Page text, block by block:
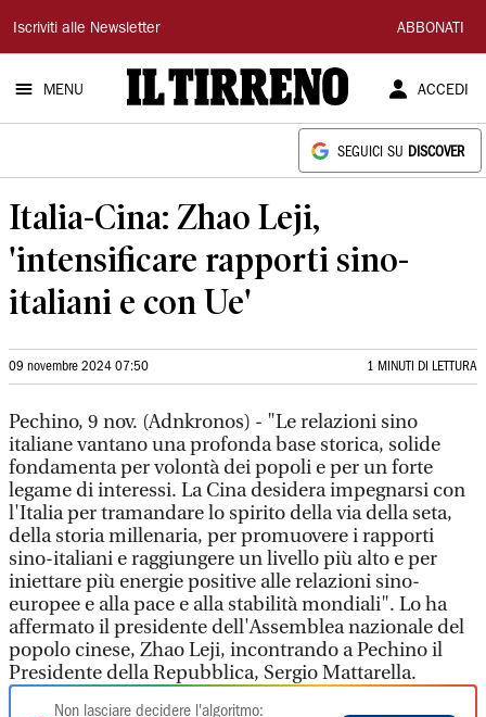
Il
Tirreno
Iscriviti alle Newsletter ABBONATI
MENU ACCEDI
SEGUICI SU DISCOVER
Italia-Cina: Zhao Leji,
'intensificare rapporti sino-
italiani e con Ue'
09 novembre 2024 07:50 1 MINUTI DI LETTURA
Pechino, 9 nov. (Adnkronos) - "Le relazioni sino
italiane vantano una profonda base storica, solide
fondamenta per volontà dei popoli e per un forte
legame di interessi. La Cina desidera impegnarsi con
l'Italia per tramandare lo spirito della via della seta,
della storia millenaria, per promuovere i rapporti
sino-italiani e raggiungere un livello più alto e per
iniettare più energie positive alle relazioni sino-
europee e alla pace e alla stabilità mondiali". Lo ha
affermato il presidente dell'Assemblea nazionale del
popolo cinese, Zhao Leji, incontrando a Pechino il
Presidente della Repubblica, Sergio Mattarella.
Non lasciare decidere l'algoritmo: